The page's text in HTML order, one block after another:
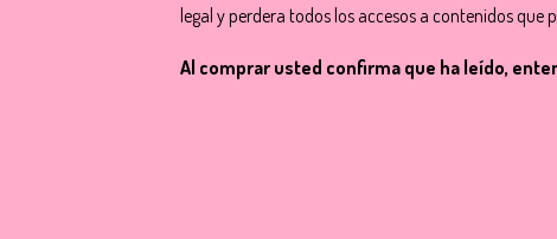
legal y perdera todos los accesos a contenidos que
Al comprar usted confirma que ha leído,